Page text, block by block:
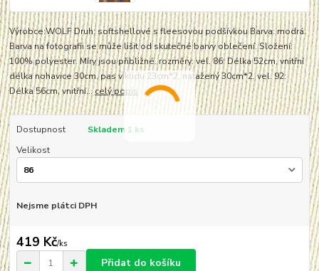
Výrobce:WOLF Druh: softshellové s fleesovou podšívkou Barva: modrá.
Barva na fotografii se může lišit od skutečné barvy oblečení. Složení:
100% polyester. Míry jsou přibližné. rozměry: vel. 86: Délka 52cm, vnitřní
délka nohavice 30cm, pas v klidu 23cm*2, natažený 30cm*2. vel. 92:
Délka 56cm, vnitřní...celý popis
Dostupnost
Skladem 1 ks
Velikost
Nejsme plátci DPH
419 Kč/ks
Přidat do košíku